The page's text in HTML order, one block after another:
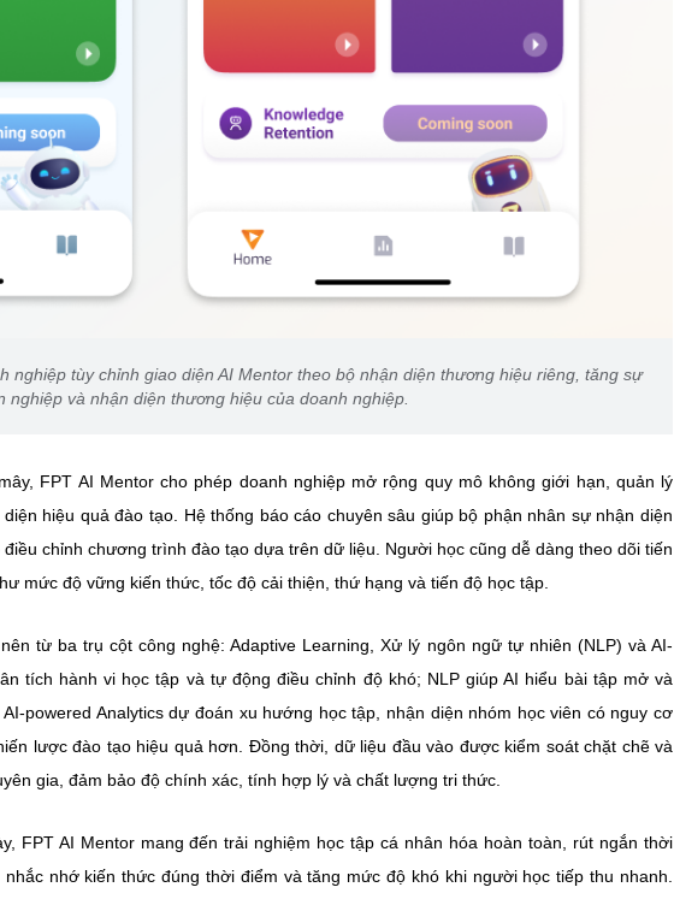
nghiệp tùy chỉnh giao diện AI Mentor theo bộ nhận diện thương hiệu riêng, tăng sự
nghiệp và nhận diện thương hiệu của doanh nghiệp.
FPT AI Mentor cho phép doanh nghiệp mở rộng quy mô không giới hạn, quản lý
hiệu quả đào tạo. Hệ thống báo cáo chuyên sâu giúp bộ phận nhân sự nhận diện
chỉnh chương trình đào tạo dựa trên dữ liệu. Người học cũng dễ dàng theo dõi tiến
mức độ vững kiến thức, tốc độ cải thiện, thứ hạng và tiến độ học tập.
từ ba trụ cột công nghệ: Adaptive Learning, Xử lý ngôn ngữ tự nhiên (NLP) và AI-
tích hành vi học tập và tự động điều chỉnh độ khó; NLP giúp AI hiểu bài tập mở và
powered Analytics dự đoán xu hướng học tập, nhận diện nhóm học viên có nguy cơ
lược đào tạo hiệu quả hơn. Đồng thời, dữ liệu đầu vào được kiểm soát chặt chẽ và
gia, đảm bảo độ chính xác, tính hợp lý và chất lượng tri thức.
FPT AI Mentor mang đến trải nghiệm học tập cá nhân hóa hoàn toàn, rút ngắn thời
nhớ kiến thức đúng thời điểm và tăng mức độ khó khi người học tiếp thu nhanh.